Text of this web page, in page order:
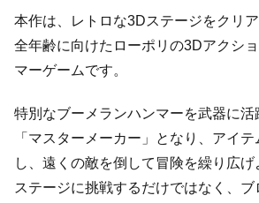
本作は、レトロな3Dステージをクリア
全年齢に向けたローポリの3Dアクシ
マーゲームです。
特別なブーメランハンマーを武器に
「マスターメーカー」となり、アイ
し、遠くの敵を倒して冒険を繰り広げ
ステージに挑戦するだけではなく、ブ